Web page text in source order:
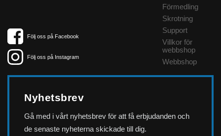
Förmedling
Skrotning
Support
Villkor för
webbshop
Webbshop
Följ oss på Facebook
Följ oss på Instagram
Nyhetsbrev
Gå med i vårt nyhetsbrev för att få erbjudanden och
de senaste nyheterna skickade till dig.